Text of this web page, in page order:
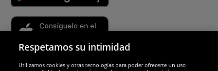
Respetamos su intimidad
Utilizamos cookies y otras tecnologías para poder ofrecerte un uso